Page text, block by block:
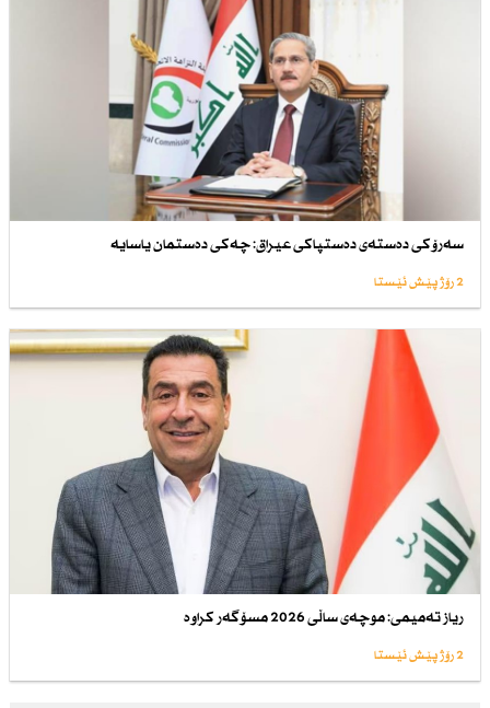
سەرۆكی دەستەی دەستپاكی عیراق: چەكی دەستمان یاسایە
2 رۆژ پێش ئێستا
ریاز تەمیمی: موچەی ساڵی 2026 مسۆگەر كراوە
2 رۆژ پێش ئێستا